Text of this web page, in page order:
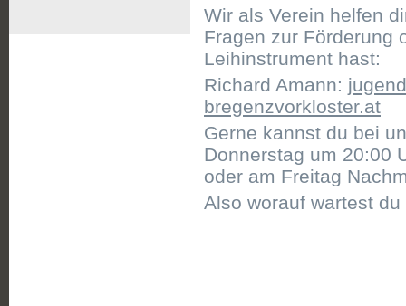
Wir als Verein helfen
Fragen zur Förderung
Leihinstrument hast:
Richard Amann:
bregenzvorkloster.at
Gerne kannst du bei
Donnerstag um 20:00
oder am Freitag
Also worauf wartest